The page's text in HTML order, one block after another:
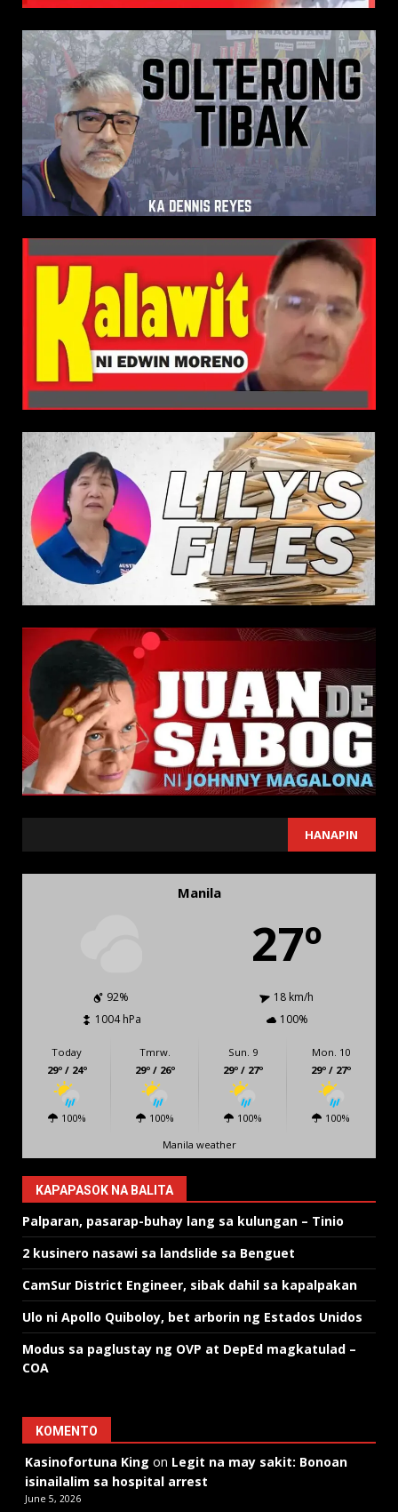
HANAPIN
Manila
27º
92%
18 km/h
1004 hPa
100%
Today
29º / 24º
100%
Tmrw.
29º / 26º
100%
Sun. 9
29º / 27º
100%
Mon. 10
29º / 27º
100%
Manila weather
KAPAPASOK NA BALITA
Palparan, pasarap-buhay lang sa kulungan – Tinio
2 kusinero nasawi sa landslide sa Benguet
CamSur District Engineer, sibak dahil sa kapalpakan
Ulo ni Apollo Quiboloy, bet arborin ng Estados Unidos
Modus sa paglustay ng OVP at DepEd magkatulad –
COA
KOMENTO
Kasinofortuna King on Legit na may sakit: Bonoan
isinailalim sa hospital arrest
June 5, 2026